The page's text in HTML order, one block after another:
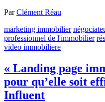
ParClément Réau
marketing immobilier
professionnel de l'immobilier
video immobiliere
« Landing page
pour qu’elle soit
Influent